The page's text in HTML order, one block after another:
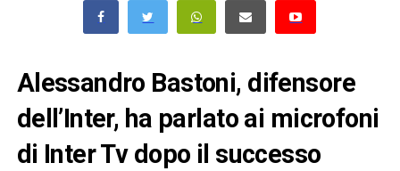
Alessandro Bastoni, difensore
dell’Inter, ha parlato ai microfoni
di Inter Tv dopo il successo